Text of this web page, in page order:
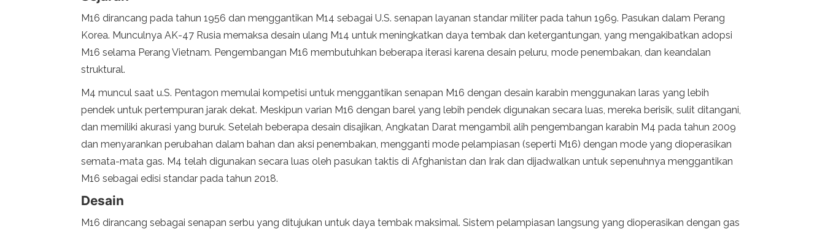
M16 dirancang pada tahun 1956 dan menggantikan M14 sebagai U.S. senapan layanan standar militer pada tahun 1969. Pasukan dalam Perang
Korea. Munculnya AK-47 Rusia memaksa desain ulang M14 untuk meningkatkan daya tembak dan ketergantungan, yang mengakibatkan adopsi
M16 selama Perang Vietnam. Pengembangan M16 membutuhkan beberapa iterasi karena desain peluru, mode penembakan, dan keandalan
struktural.
M4 muncul saat u.S. Pentagon memulai kompetisi untuk menggantikan senapan M16 dengan desain karabin menggunakan laras yang lebih
pendek untuk pertempuran jarak dekat. Meskipun varian M16 dengan barel yang lebih pendek digunakan secara luas, mereka berisik, sulit ditangani,
dan memiliki akurasi yang buruk. Setelah beberapa desain disajikan, Angkatan Darat mengambil alih pengembangan karabin M4 pada tahun 2009
dan menyarankan perubahan dalam bahan dan aksi penembakan, mengganti mode pelampiasan (seperti M16) dengan mode yang dioperasikan
semata-mata gas. M4 telah digunakan secara luas oleh pasukan taktis di Afghanistan dan Irak dan dijadwalkan untuk sepenuhnya menggantikan
M16 sebagai edisi standar pada tahun 2018.
Desain
M16 dirancang sebagai senapan serbu yang ditujukan untuk daya tembak maksimal. Sistem pelampiasan langsung yang dioperasikan dengan gas